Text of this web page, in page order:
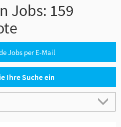
Jobs: 159
Jobs per E-Mail
Ihre Suche ein